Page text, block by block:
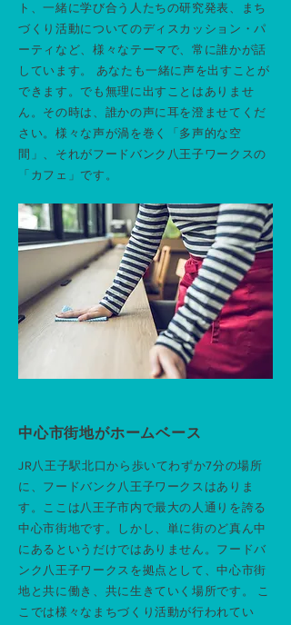
ト、一緒に学び合う人たちの研究発表、まち
づくり活動についてのディスカッション・パ
ーティなど、様々なテーマで、常に誰かが話
しています。 あなたも一緒に声を出すことが
できます。でも無理に出すことはありませ
ん。その時は、誰かの声に耳を澄ませてくだ
さい。様々な声が渦を巻く「多声的な空
間」、それがフードバンク八王子ワークスの
「カフェ」です。
中心市街地がホームベース
JR八王子駅北口から歩いてわずか7分の場所
に、フードバンク八王子ワークスはありま
す。ここは八王子市内で最大の人通りを誇る
中心市街地です。しかし、単に街のど真ん中
にあるというだけではありません。フードバ
ンク八王子ワークスを拠点として、中心市街
地と共に働き、共に生きていく場所です。 こ
こでは様々なまちづくり活動が行われてい